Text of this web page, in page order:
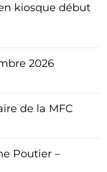
kiosque début
2026
de la MFC
Poutier –